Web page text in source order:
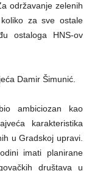
održavanje zelenih
za sve ostale
ostaloga HNS-ov
Damir Šimunić.
ambiciozan kao
karakteristika
u Gradskoj upravi.
imati planirane
društava u